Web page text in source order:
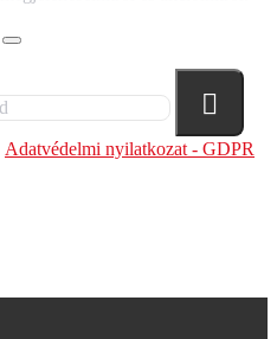
Adatvédelmi nyilatkozat - GDPR